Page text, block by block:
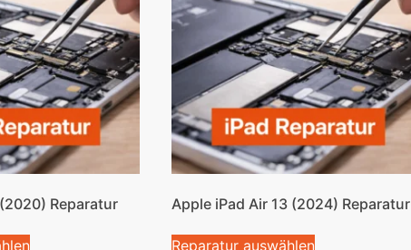
Reparatur Apple iPad Air 13 (2024) Reparatur
Reparatur auswählen